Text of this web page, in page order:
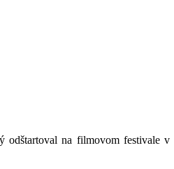
odštartoval na filmovom festivale